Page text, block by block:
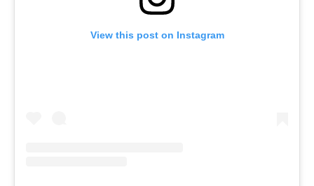
View this post on Instagram